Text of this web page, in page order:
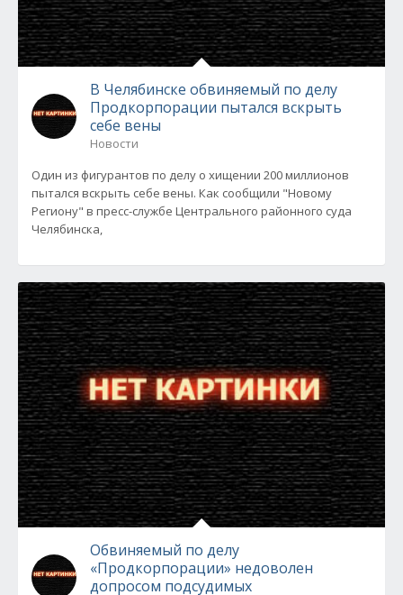
В Челябинске обвиняемый по делу
Продкорпорации пытался вскрыть
себе вены
Новости
Один из фигурантов по делу о хищении 200 миллионов
пытался вскрыть себе вены. Как сообщили "Новому
Региону" в пресс-службе Центрального районного суда
Челябинска,
Обвиняемый по делу
«Продкорпорации» недоволен
допросом подсудимых